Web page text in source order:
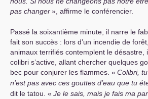
pas changer», affirme le conférencier.
Passé la soixantième minute, il narre le
fait son succès : lors d’un incendie de
animaux terrifiés contemplent le désastre,
colibri s’active, allant chercher quelques
bec pour conjurer les flammes. « Colibri,
n’est pas avec ces gouttes d’eau que tu
dit le tatou. « Je le sais, mais je fais ma